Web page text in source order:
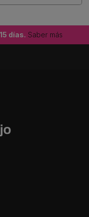
días. Saber más